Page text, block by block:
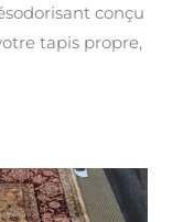
conçu
tapis propre,